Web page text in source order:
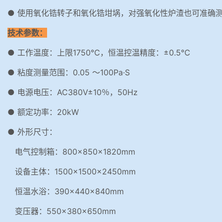
● 使用氧化锆转子和氧化锆坩埚，对强氧化性炉渣也可准确
技术参数：
● 工作温度：上限1750℃，恒温控温精度：±0.5℃
● 粘度测量范围：0.05 ～100Pa·S
● 电源电压：AC380V±10％，50Hz
● 额定功率：20kW
● 外形尺寸：
电气控制箱：800×850×1820mm
设备主体：1500×1500×2450mm
恒温水浴：390×440×840mm
变压器：550×380×650mm